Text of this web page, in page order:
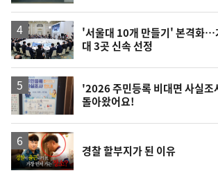
'서울대 10개 만들기' 본격화…
대 3곳 신속 선정
'2026 주민등록 비대면 사실조
돌아왔어요!
영
상
경찰 할부지가 된 이유